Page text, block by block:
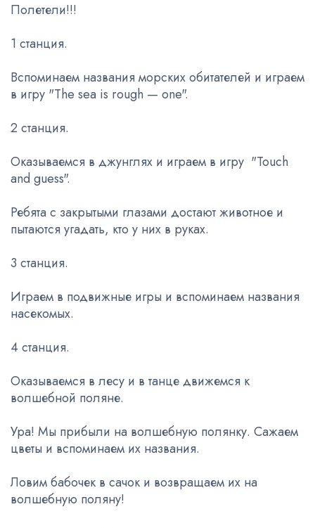
Полетели!!!
1 станция.
Вспоминаем названия морских обитателей и играем
в игру "The sea is rough — one".
2 станция.
Оказываемся в джунглях и играем в игру "Touch
and guess".
Ребята с закрытыми глазами достают животное и
пытаются угадать, кто у них в руках.
3 станция.
Играем в подвижные игры и вспоминаем названия
насекомых.
4 станция.
Оказываемся в лесу и в танце движемся к
волшебной поляне.
Ура! Мы прибыли на волшебную полянку. Сажаем
цветы и вспоминаем их названия.
Ловим бабочек в сачок и возвращаем их на
волшебную поляну!